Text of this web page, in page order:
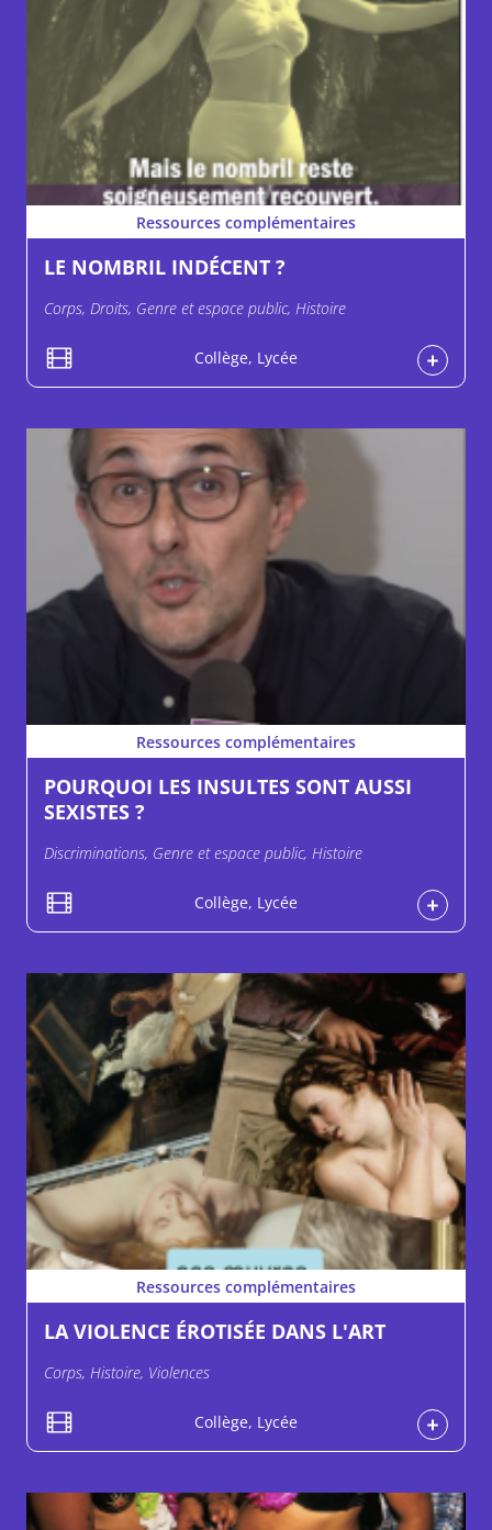
Ressources complémentaires
LE NOMBRIL INDÉCENT ?
Corps, Droits, Genre et espace public, Histoire
Collège, Lycée
Ressources complémentaires
POURQUOI LES INSULTES SONT AUSSI
SEXISTES ?
Discriminations, Genre et espace public, Histoire
Collège, Lycée
Ressources complémentaires
LA VIOLENCE ÉROTISÉE DANS L'ART
Corps, Histoire, Violences
Collège, Lycée